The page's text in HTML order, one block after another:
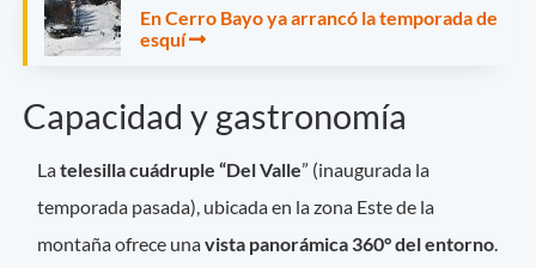
En Cerro Bayo ya arrancó la temporada de
esquí
Capacidad y gastronomía
Latelesilla cuádruple “Del Valle” (inaugurada la
temporada pasada), ubicada en la zona Este de la
montaña ofrece unavista panorámica 360° del entorno.